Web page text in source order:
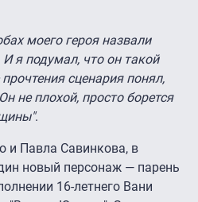
моего героя назвали
я подумал, что он такой
сценария понял,
не плохой, просто борется
.
и Павла Савинкова, в
новый персонаж — парень
16-летнего Вани